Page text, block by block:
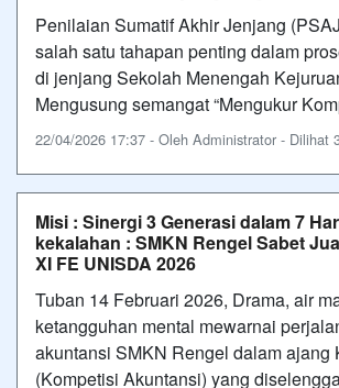
Penilaian Sumatif Akhir Jenjang
salah satu tahapan penting dalam
di jenjang Sekolah Menengah
Mengusung semangat “Mengukur
22/04/2026 17:37 - Oleh Administrator - Dilihat
Misi : Sinergi 3 Generasi dalam 7
kekalahan : SMKN Rengel Sabet
XI FE UNISDA 2026
Tuban 14 Februari 2026, Drama, air
ketangguhan mental mewarnai
akuntansi SMKN Rengel dalam ajang
(Kompetisi Akuntansi) yang